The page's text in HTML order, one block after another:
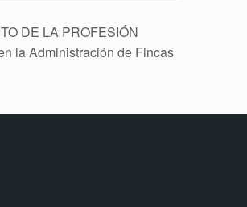
DE LA PROFESIÓN
la Administración de Fincas